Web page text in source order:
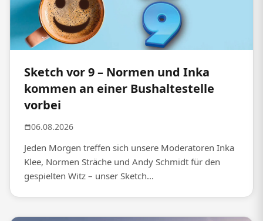
Sketch vor 9 – Normen und Inka
kommen an einer Bushaltestelle
vorbei
06.08.2026
Jeden Morgen treffen sich unsere Moderatoren Inka
Klee, Normen Sträche und Andy Schmidt für den
gespielten Witz – unser Sketch...